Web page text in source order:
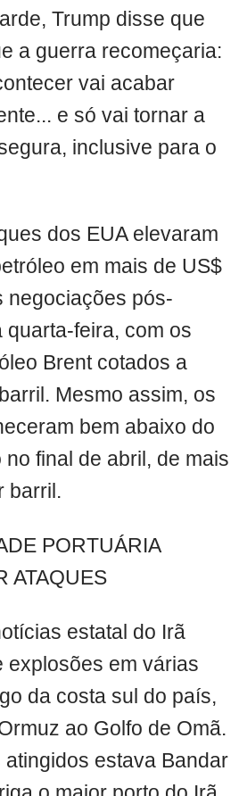
Trump disse que
a guerra recomeçaria:
vai acabar
e só vai tornar a
inclusive para o
dos EUA elevaram
em mais de US$
negociações pós-
quarta-feira, com os
Brent cotados a
Mesmo assim, os
bem abaixo do
final de abril, de mais
barril.
PORTUÁRIA
ATAQUES
estatal do Irã
explosões em várias
da costa sul do país,
ao Golfo de Omã.
atingidos estava Bandar